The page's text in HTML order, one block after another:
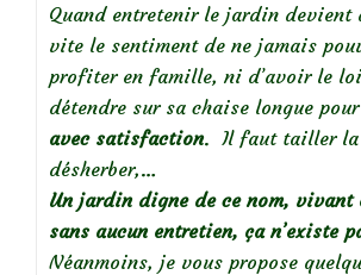
Quand entretenir le jardin
vite le sentiment de ne jamais
profiter en famille, ni d’avoir le
détendre sur sa chaise longue pour
avec satisfaction. Il faut tailler la
désherber,…
Un jardin digne de ce nom,
sans aucun entretien, ça n’existe
Néanmoins, je vous propose